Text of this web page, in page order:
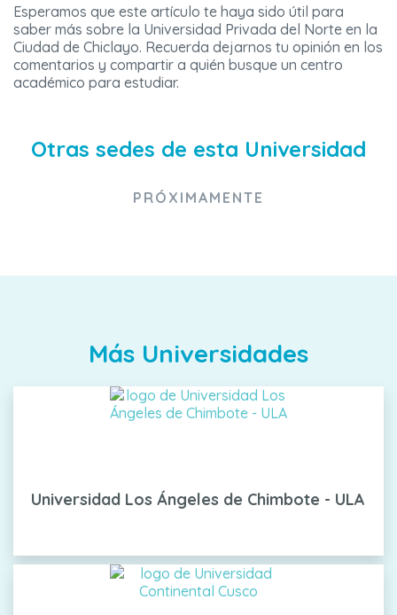
Esperamos que este artículo te haya sido útil para
saber más sobre la Universidad Privada del Norte en la
Ciudad de Chiclayo. Recuerda dejarnos tu opinión en los
comentarios y compartir a quién busque un centro
académico para estudiar.
Otras sedes de esta Universidad
PRÓXIMAMENTE
Más Universidades
Universidad Los Ángeles de Chimbote - ULA